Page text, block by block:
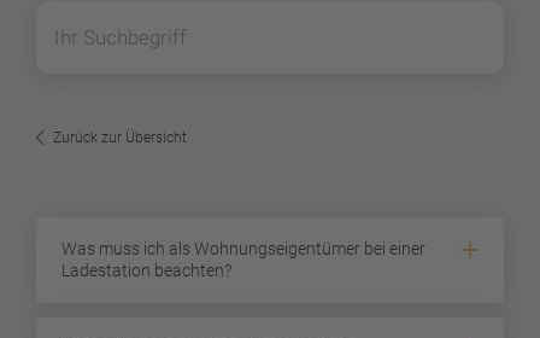
Zurück zur Übersicht
Was muss ich als Wohnungseigentümer bei einer
Ladestation beachten?